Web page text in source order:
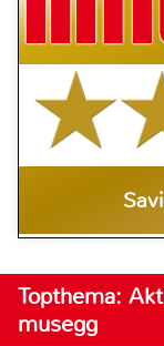
Topthema:
musegg